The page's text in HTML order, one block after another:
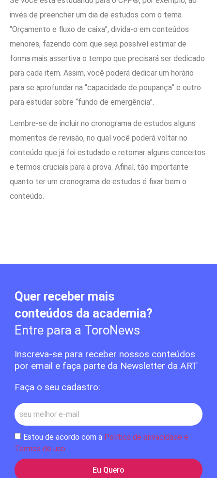
invés de preencher um dia de estudos com o tema
“Orçamento e fluxo de caixa”, divida-o em conteúdos
menores, fazendo com que seja possível estimar de
forma mais assertiva o tempo que precisará ser dedicado
para cada item. Assim, você poderá dedicar um horário
para se aprofundar na “capacidade de poupança” e outro
para estudar sobre “fundo de emergência”.
Lembre-se de incluir no cronograma de estudos alguns
momentos de revisão, no qual você poderá voltar no
conteúdo que já foi estudado e retomar alguns conceitos
e termos cruciais para a prova. Afinal, tão importante
quanto ter um cronograma de estudos é fixar bem o
conteúdo.
Quer receber mais
conteúdos da academia?
Entre para a ToroNews
Inscreva-se para receber nossos conteúdos
por email e faça parte da Newsletter da ART
Faça o seu cadastro:
Estou de acordo com a Política de privacidade e
Termos de uso
Eu Quero